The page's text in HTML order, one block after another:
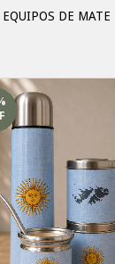
EQUIPOS DE MATE